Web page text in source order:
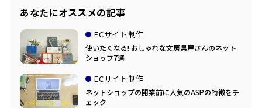
あなたにオススメの記事
ECサイト制作
使いたくなる! おしゃれな文房具屋さんのネット
ショップ7選
ECサイト制作
ネットショップの開業前に人気のASPの特徴をチ
ェック